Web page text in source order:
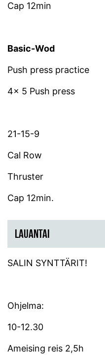
Cap 12min
Basic-Wod
Push press practice
4x 5 Push press
21-15-9
Cal Row
Thruster
Cap 12min.
LAUANTAI
SALIN SYNTTÄRIT!
Ohjelma:
10-12.30
Ameising reis 2,5h